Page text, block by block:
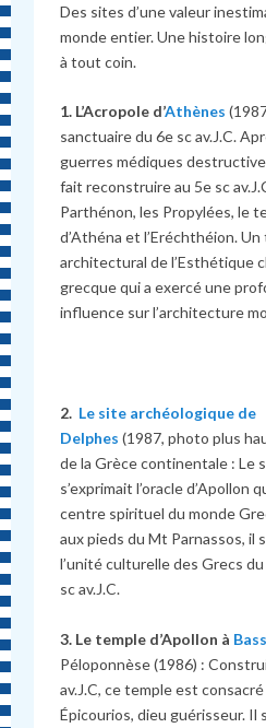
Des sites d’une valeur
monde entier. Une histoire
à tout coin.
1. L’Acropole d’Athènes
sanctuaire du 6e sc av.J.C.
guerres médiques
fait reconstruire au 5e sc
Parthénon, les Propylées, le
d’Athéna et l’Eréchthéion.
architectural de l’Esthétique
grecque qui a exercé une
influence sur l’architecture
2. Le site archéologique de
Delphes (1987, photo plus
de la Grèce continentale : Le
s’exprimait l’oracle d’Apollon
centre spirituel du monde
aux pieds du Mt Parnassos, il
l’unité culturelle des Grecs du
sc av.J.C.
3. Le temple d’Apollon à
Péloponnèse (1986) :
av.J.C, ce temple est
Épicourios, dieu guérisseur. Il